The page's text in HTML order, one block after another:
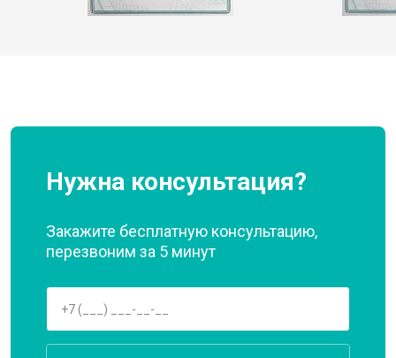
Нужна консультация?
Закажите бесплатную консультацию,
перезвоним за 5 минут